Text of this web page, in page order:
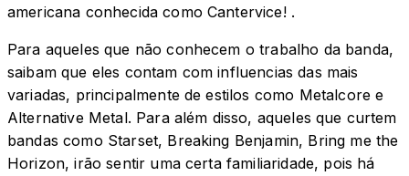
americana conhecida como Cantervice! .
Para aqueles que não conhecem o trabalho da banda,
saibam que eles contam com influencias das mais
variadas, principalmente de estilos como Metalcore e
Alternative Metal. Para além disso, aqueles que curtem
bandas como Starset, Breaking Benjamin, Bring me the
Horizon, irão sentir uma certa familiaridade, pois há